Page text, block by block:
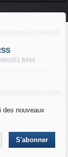
rss
des nouveaux